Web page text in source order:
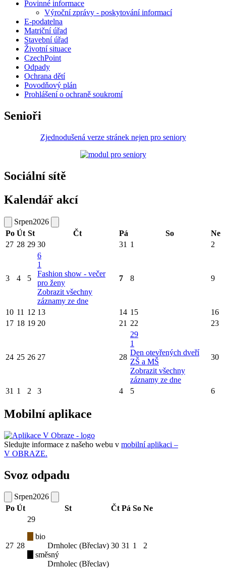
Povinné informace
Výroční zprávy - poskytování informací
E-podatelna
Matriční úřad
Stavební úřad
Životní situace
CzechPoint
Odpady
Ochrana dětí
Povodňový plán
Prohlášení o ochraně soukromí
Senioři
Zjednodušená verze stránek nejen pro seniory
Sociální sítě
Kalendář akcí
Srpen2026
Po Út St Čt Pá So
Ne
27 28 29 30 31 1 2
3 4 5
6
1
Fashion show - večer
pro ženy
Zobrazit všechny
záznamy ze dne
7 8 9
10 11 12 13 14 15
16
17 18 19 20 21 22 23
24 25 26 27 28
29
1
Den otevřených dveří
ZŠ a MŠ
Zobrazit všechny
záznamy ze dne
30
31 1 2 3 4 5 6
Mobilní aplikace
Sledujte informace z našeho webu v mobilní aplikaci –
V OBRAZE.
Svoz odpadu
Srpen2026
Po Út St Čt Pá So Ne
27 28
29
bio
Drnholec (Břeclav)
směsný
Drnholec (Břeclav)
30 31 1 2